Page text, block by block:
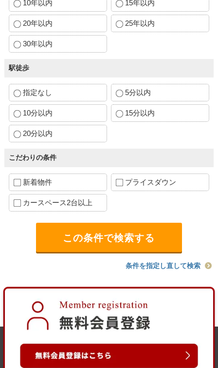
10年以内 15年以内
20年以内 25年以内
30年以内
駅徒歩
指定なし 5分以内
10分以内 15分以内
20分以内
こだわりの条件
新着物件 プライスダウン
カースペース2台以上
条件を指定し直して検索